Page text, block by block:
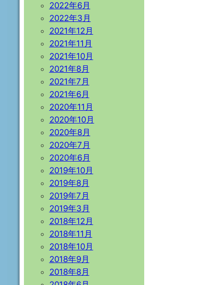
2022年6月
2022年3月
2021年12月
2021年11月
2021年10月
2021年8月
2021年7月
2021年6月
2020年11月
2020年10月
2020年8月
2020年7月
2020年6月
2019年10月
2019年8月
2019年7月
2019年3月
2018年12月
2018年11月
2018年10月
2018年9月
2018年8月